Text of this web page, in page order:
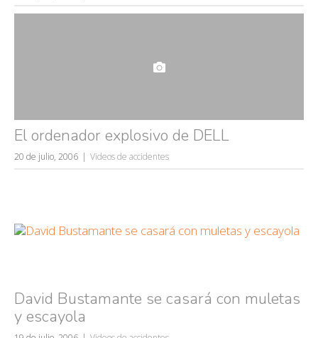
El ordenador explosivo de DELL
20 de julio, 2006 Videos de accidentes
David Bustamante se casará con muletas
y escayola